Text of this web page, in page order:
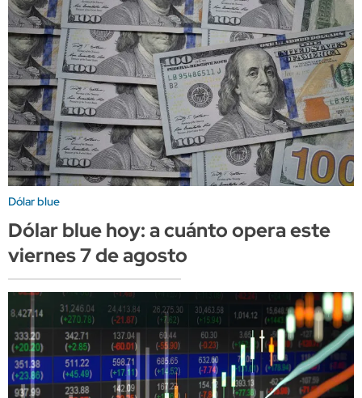
Dólar blue
Dólar blue hoy: a cuánto opera este
viernes 7 de agosto